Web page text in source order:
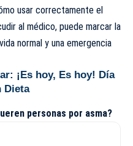
usar correctamente el
al médico, puede marcar la
normal y una emergencia
¡Es hoy, Es hoy! Día
Dieta
personas por asma?